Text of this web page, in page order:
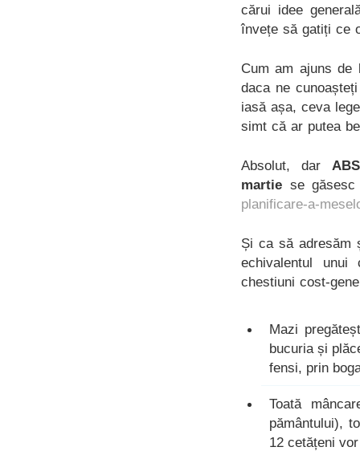
cărui idee
învețe să gatiți ce
Cum am ajuns
daca ne
iasă așa, ceva
simt că ar putea
Absolut, dar
martie se
planificare-a-
Și ca să adresăm
echivalentul
chestiuni cost-
Mazi
bucuria și
fensi, prin
Toată
pământului),
12 cetățeni